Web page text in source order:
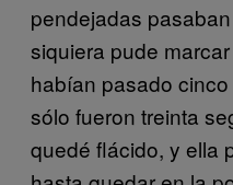
pendejadas
siquiera pude
habían pasado
sólo fueron treinta
quedé flácido, y ella